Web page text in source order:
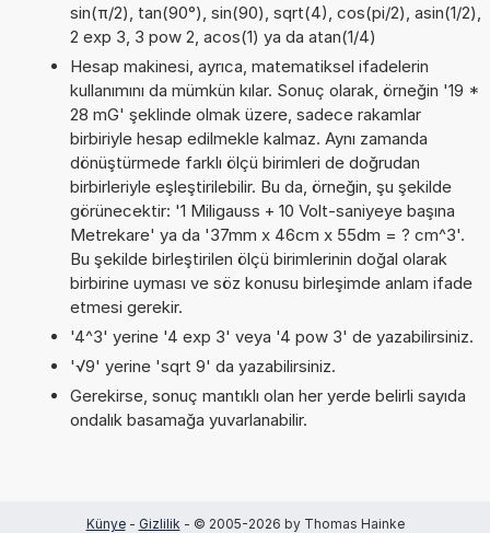
sin(π/2), tan(90°), sin(90), sqrt(4), cos(pi/2), asin(1/2),
2 exp 3, 3 pow 2, acos(1) ya da atan(1/4)
Hesap makinesi, ayrıca, matematiksel ifadelerin
kullanımını da mümkün kılar. Sonuç olarak, örneğin '19 *
28 mG' şeklinde olmak üzere, sadece rakamlar
birbiriyle hesap edilmekle kalmaz. Aynı zamanda
dönüştürmede farklı ölçü birimleri de doğrudan
birbirleriyle eşleştirilebilir. Bu da, örneğin, şu şekilde
görünecektir: '1 Miligauss + 10 Volt-saniyeye başına
Metrekare' ya da '37mm x 46cm x 55dm = ? cm^3'.
Bu şekilde birleştirilen ölçü birimlerinin doğal olarak
birbirine uyması ve söz konusu birleşimde anlam ifade
etmesi gerekir.
'4^3' yerine '4 exp 3' veya '4 pow 3' de yazabilirsiniz.
'√9' yerine 'sqrt 9' da yazabilirsiniz.
Gerekirse, sonuç mantıklı olan her yerde belirli sayıda
ondalık basamağa yuvarlanabilir.
Künye- Gizlilik - © 2005-2026 by Thomas Hainke